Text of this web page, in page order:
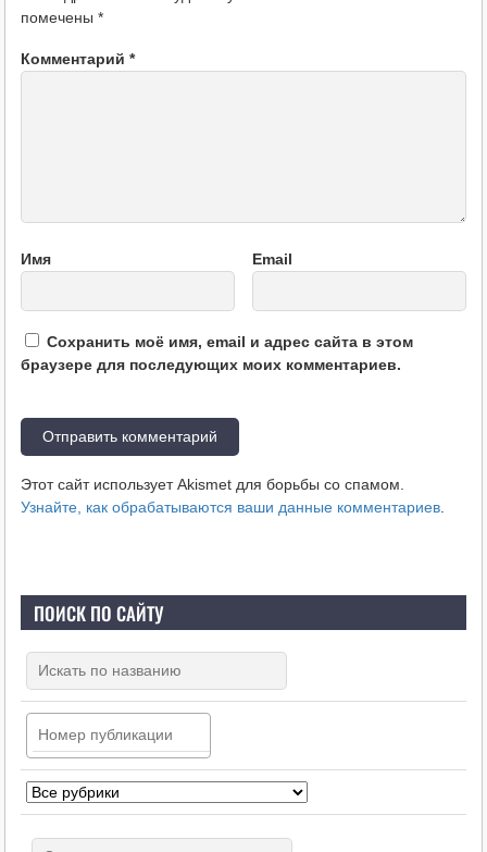
помечены *
Комментарий *
Имя Email
Сохранить моё имя, email и адрес сайта в этом
браузере для последующих моих комментариев.
Этот сайт использует Akismet для борьбы со спамом.
Узнайте, как обрабатываются ваши данные комментариев.
ПОИСК ПО САЙТУ